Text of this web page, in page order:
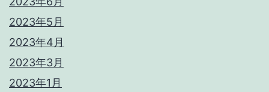
2023年5月
2023年4月
2023年3月
2023年1月